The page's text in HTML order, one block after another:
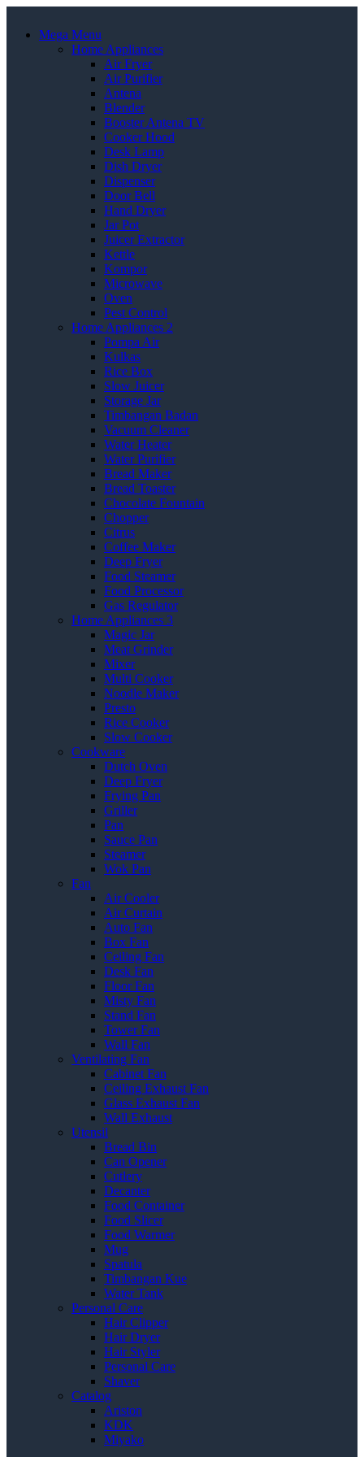
Mega Menu
Home Appliances
Air Fryer
Air Purifier
Antena
Blender
Booster Antena TV
Cooker Hood
Desk Lamp
Dish Dryer
Dispenser
Door Bell
Hand Dryer
Jar Pot
Juicer Extractor
Kettle
Kompor
Microwave
Oven
Pest Control
Home Appliances 2
Pompa Air
Kulkas
Rice Box
Slow Juicer
Storage Jar
Timbangan Badan
Vacuum Cleaner
Water Heater
Water Purifier
Bread Maker
Bread Toaster
Chocolate Fountain
Chopper
Citrus
Coffee Maker
Deep Fryer
Food Steamer
Food Processor
Gas Regulator
Home Appliances 3
Magic Jar
Meat Grinder
Mixer
Multi Cooker
Noodle Maker
Presto
Rice Cooker
Slow Cooker
Cookware
Dutch Oven
Deep Fryer
Frying Pan
Griller
Pan
Sauce Pan
Steamer
Wok Pan
Fan
Air Cooler
Air Curtain
Auto Fan
Box Fan
Ceiling Fan
Desk Fan
Floor Fan
Misty Fan
Stand Fan
Tower Fan
Wall Fan
Ventilating Fan
Cabinet Fan
Ceiling Exhaust Fan
Glass Exhaust Fan
Wall Exhaust
Utensil
Bread Bin
Can Opener
Cutlery
Decanter
Food Container
Food Slicer
Food Warmer
Mug
Spatula
Timbangan Kue
Water Tank
Personal Care
Hair Clipper
Hair Dryer
Hair Styler
Personal Care
Shaver
Catalog
Ariston
KDK
Miyako